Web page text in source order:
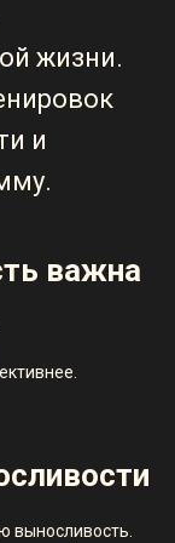
жизни.
и
важна
выносливость.